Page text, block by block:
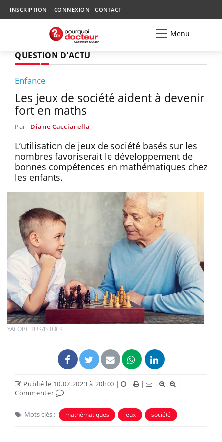
INSCRIPTION CONNEXION CONTACT
Menu
QUESTION D'ACTU
Enfance
Les jeux de société aident à devenir
fort en maths
Par Diane Cacciarella
L’utilisation de jeux de société basés sur les
nombres favoriserait le développement de
bonnes compétences en mathématiques chez
les enfants.
YACOBCHUK/ISTOCK
Publié le 10.07.2023 à 20h00 | | | |
|
Commenter
Mots clés : mathématiques jeux société